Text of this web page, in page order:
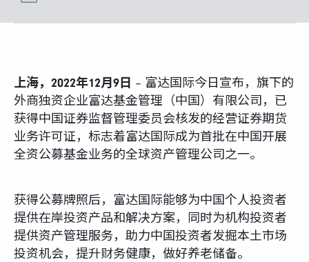
媒体中心
招贤纳士
下载中心
上海，2022年12月9日 – 富达国际今日宣布，旗下的
外商独资企业富达基金管理（中国）有限公司，已
获得中国证券监督管理委员会核发的经营证券期货
业务许可证，标志着富达国际成为首批在中国开展
全资公募基金业务的全球资产管理公司之一。
获得公募牌照后，富达国际能够为中国个人投资者
提供在岸投资产品和解决方案，同时为机构投资者
提供资产管理服务，助力中国投资者发掘本土市场
投资机会，提升财务健康，做好养老储备。